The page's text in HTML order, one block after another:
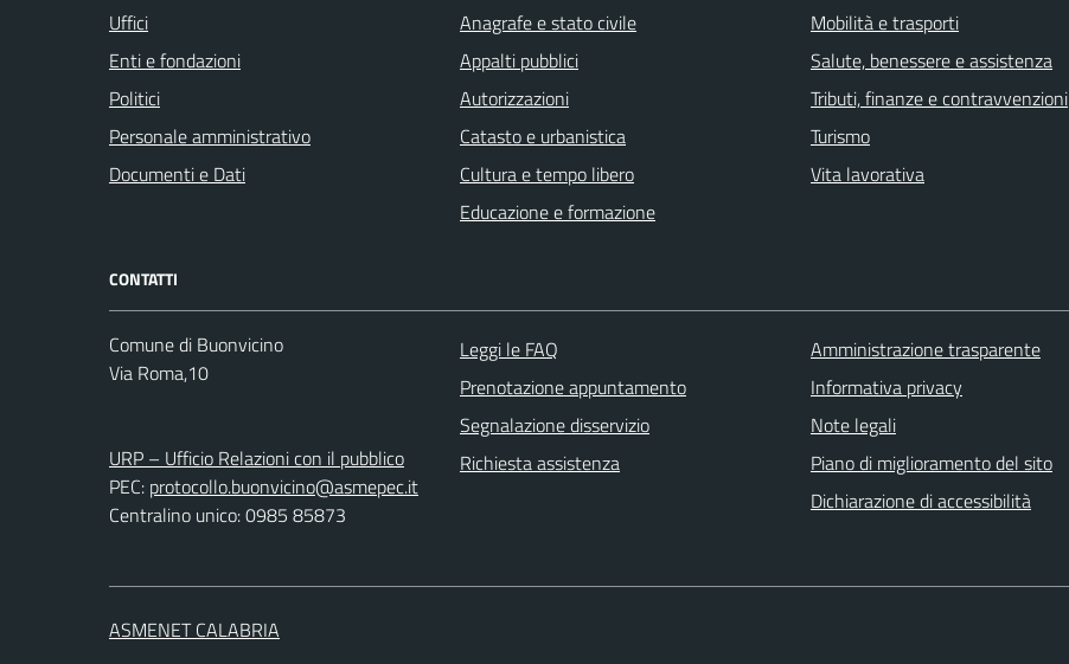
Uffici
Enti e fondazioni
Politici
Personale amministrativo
Documenti e Dati
Anagrafe e stato civile
Appalti pubblici
Autorizzazioni
Catasto e urbanistica
Cultura e tempo libero
Educazione e formazione
Mobilità e trasporti
Salute, benessere e assistenza
Tributi, finanze e contravvenzioni
Turismo
Vita lavorativa
CONTATTI
Comune di Buonvicino
Via Roma,10
URP – Ufficio Relazioni con il pubblico
PEC: protocollo.buonvicino@asmepec.it
Centralino unico: 0985 85873
Leggi le FAQ
Prenotazione appuntamento
Segnalazione disservizio
Richiesta assistenza
Amministrazione trasparente
Informativa privacy
Note legali
Piano di miglioramento del sito
Dichiarazione di accessibilità
ASMENET CALABRIA